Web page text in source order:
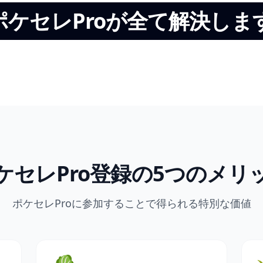
ケセレProが全て解決しま
セレPro登録の5つのメリ
ポケセレProに参加することで得られる特別な価値